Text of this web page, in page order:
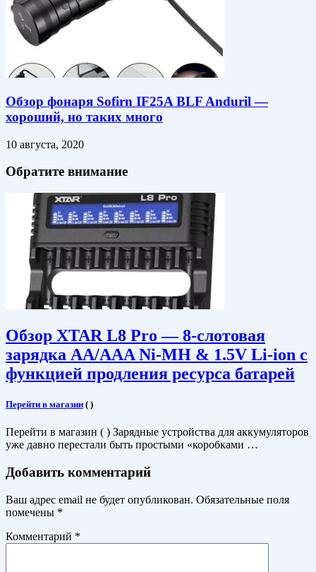
Обзор фонаря Sofirn IF25A BLF Anduril —
хороший, но таких много
10 августа, 2020
Обратите внимание
Обзор XTAR L8 Pro — 8-слотовая
зарядка AA/AAA Ni-MH & 1.5V Li-ion c
функцией продления ресурса батарей
Перейти в магазин ( )
Перейти в магазин ( ) Зарядные устройства для аккумуляторов
уже давно перестали быть простыми «коробками …
Добавить комментарий
Ваш адрес email не будет опубликован. Обязательные поля
помечены *
Комментарий *